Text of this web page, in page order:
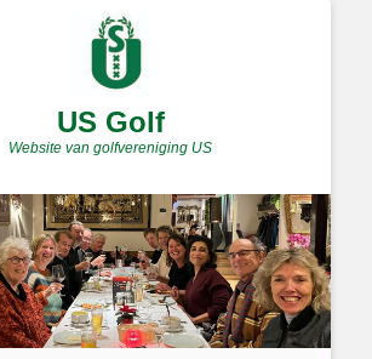
US Golf
Website van golfvereniging US